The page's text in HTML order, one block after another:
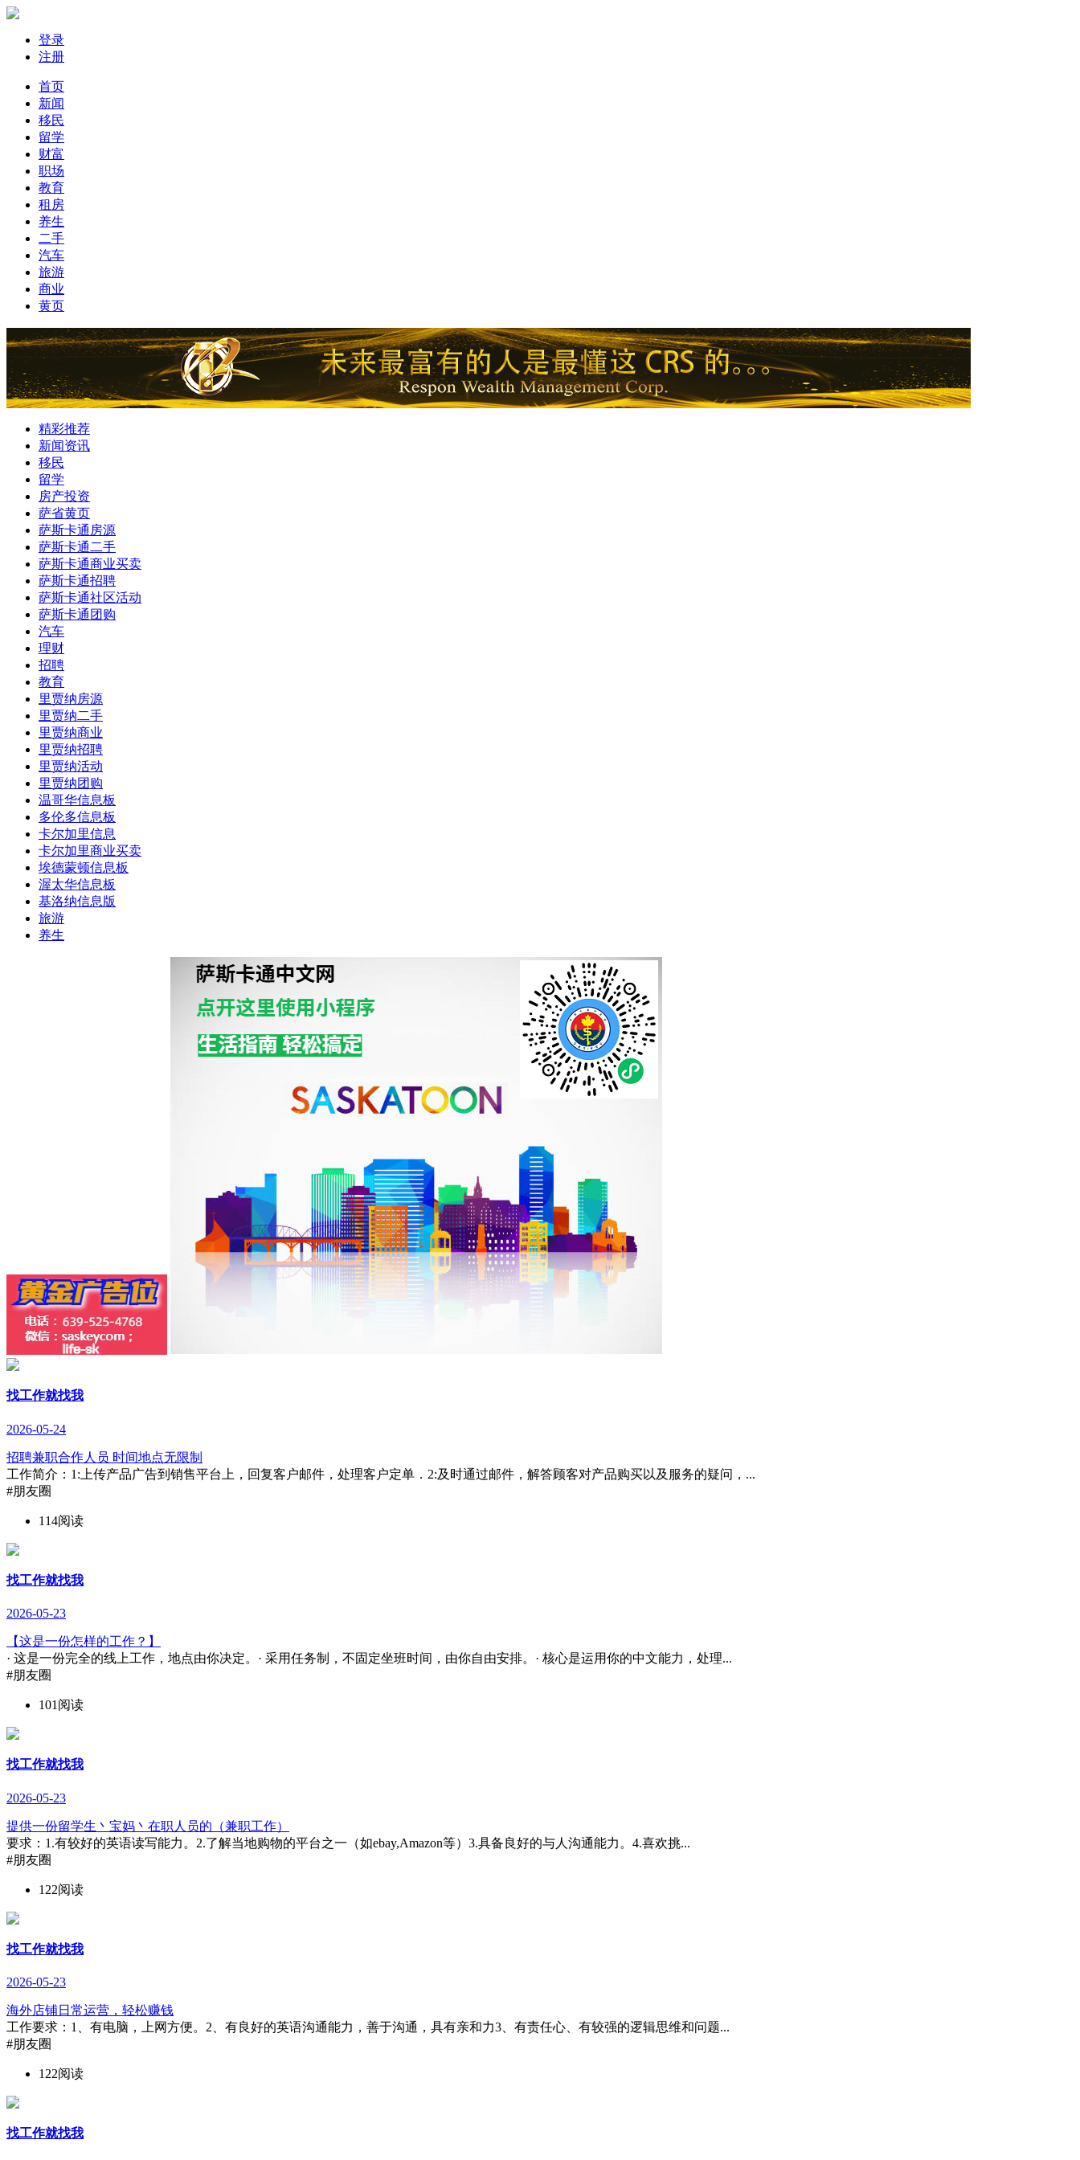
登录
注册
首页
新闻
移民
留学
财富
职场
教育
租房
养生
二手
汽车
旅游
商业
黄页
精彩推荐
新闻资讯
移民
留学
房产投资
萨省黄页
萨斯卡通房源
萨斯卡通二手
萨斯卡通商业买卖
萨斯卡通招聘
萨斯卡通社区活动
萨斯卡通团购
汽车
理财
招聘
教育
里贾纳房源
里贾纳二手
里贾纳商业
里贾纳招聘
里贾纳活动
里贾纳团购
温哥华信息板
多伦多信息板
卡尔加里信息
卡尔加里商业买卖
埃德蒙顿信息板
渥太华信息板
基洛纳信息版
旅游
养生
找工作就找我
2026-05-24
招聘兼职合作人员 时间地点无限制
工作简介：1:上传产品广告到销售平台上，回复客户邮件，处理客户定单．2:及时通过邮件，解答顾客对产品购买以及服务的疑问，...
#朋友圈
114阅读
找工作就找我
2026-05-23
【这是一份怎样的工作？】
· 这是一份完全的线上工作，地点由你决定。· 采用任务制，不固定坐班时间，由你自由安排。· 核心是运用你的中文能力，处理...
#朋友圈
101阅读
找工作就找我
2026-05-23
提供一份留学生丶宝妈丶在职人员的（兼职工作）
要求：1.有较好的英语读写能力。2.了解当地购物的平台之一（如ebay,Amazon等）3.具备良好的与人沟通能力。4.喜欢挑...
#朋友圈
122阅读
找工作就找我
2026-05-23
海外店铺日常运营，轻松赚钱
工作要求：1、有电脑，上网方便。2、有良好的英语沟通能力，善于沟通，具有亲和力3、有责任心、有较强的逻辑思维和问题...
#朋友圈
122阅读
找工作就找我